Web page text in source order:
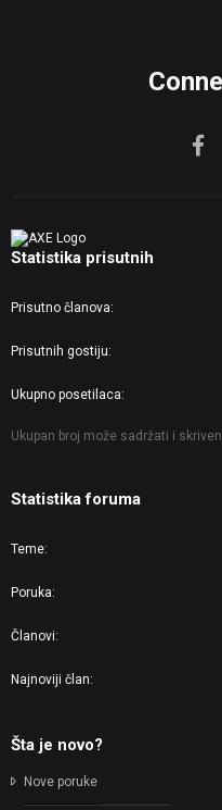
Statistika prisutnih
Prisutno članova
Prisutnih gostiju
Ukupno posetilaca
Ukupan broj može sadržati i
Statistika foruma
Teme
Poruka
Članovi
Najnoviji član
Šta je novo?
Nove poruke